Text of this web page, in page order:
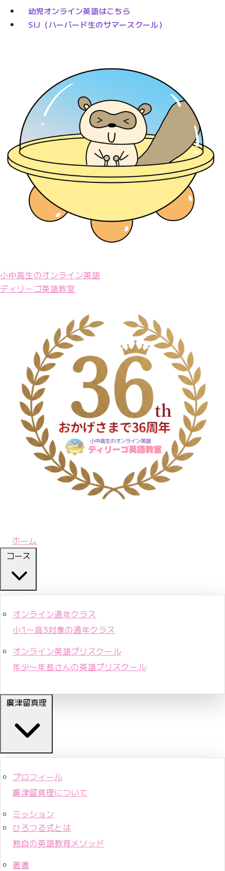
幼児オンライン英語はこちら
SIJ（ハーバード生のサマースクール）
小中高生のオンライン英語
ディリーゴ英語教室
ホーム
コース
オンライン通年クラス
小1〜高3対象の通年クラス
オンライン英語プリスクール
年少〜年長さんの英語プリスクール
廣津留真理
プロフィール
廣津留真理について
ミッション
ひろつる式とは
独自の英語教育メソッド
著書